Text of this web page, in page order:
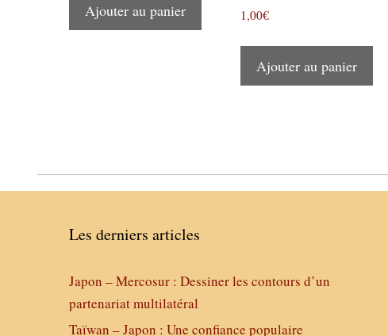
Ajouter au panier 1,00€
Ajouter au panier
Les derniers articles
Japon – Mercosur : Dessiner les contours d’un
partenariat multilatéral
Taïwan – Japon : Une confiance populaire